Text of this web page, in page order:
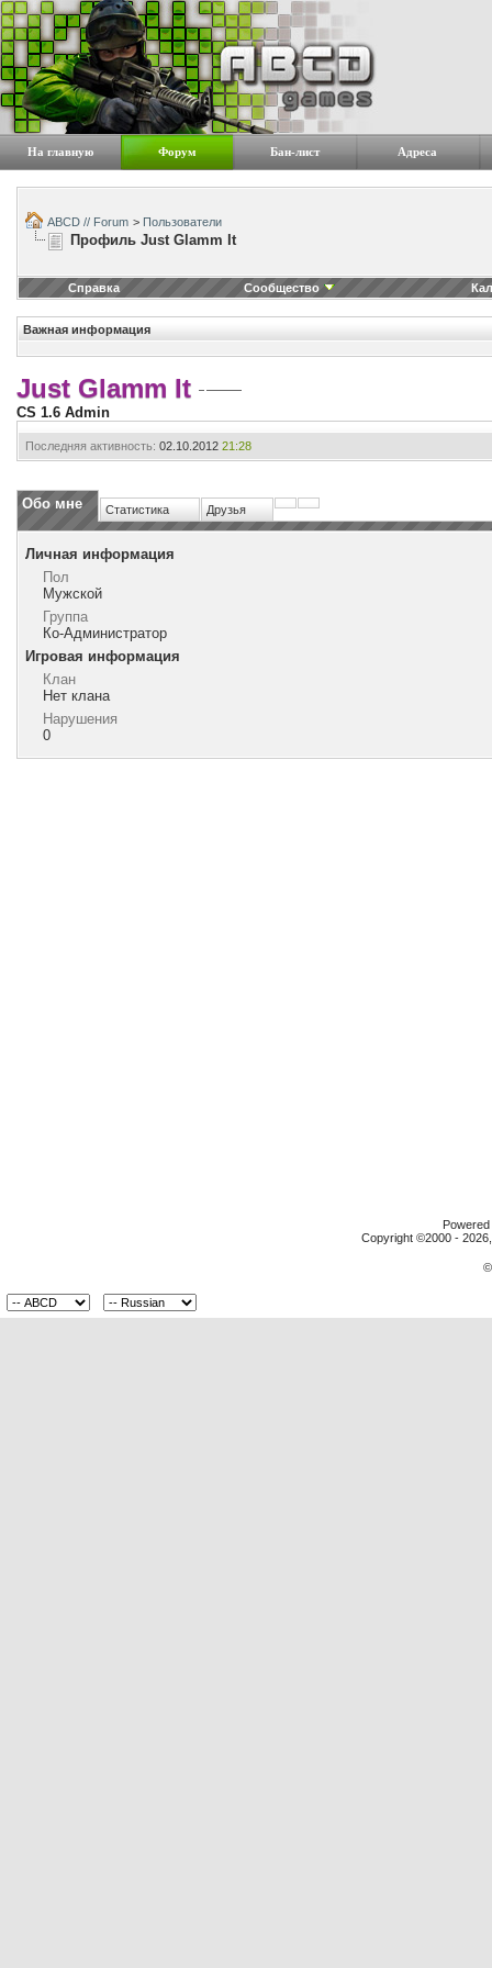
На главную Форум Бан-лист Адреса
ABCD // Forum > Пользователи
Профиль Just Glamm It
Справка Сообщество
Важная информация
Just Glamm It
CS 1.6 Admin
Последняя активность: 02.10.2012 21:28
Обо мне Статистика Друзья
Личная информация
Пол
Мужской
Группа
Ко-Администратор
Игровая информация
Клан
Нет клана
Нарушения
0
Copyright ©2000 -
©